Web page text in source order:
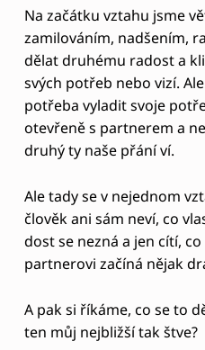
O
Č
N
Í
J
Í
Z
D
A
A
C
E
Na začátku vztahu jsme
zamilováním, nadšením,
dělat druhému radost a
svých potřeb nebo vizí.
potřeba vyladit svoje
otevřeně s partnerem a
druhý ty naše přání ví.
Ale tady se v nejednom
člověk ani sám neví, co
dost se nezná a jen cítí,
partnerovi začíná nějak
A pak si říkáme, co se to
ten můj nejbližší tak štve?